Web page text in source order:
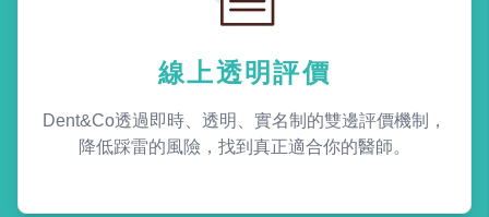
線上透明評價
Dent&Co透過即時、透明、實名制的雙邊評價機制，
降低踩雷的風險，找到真正適合你的醫師。